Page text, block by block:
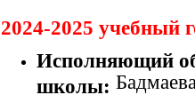
2024-2025 учебный
Исполняющий
школы: